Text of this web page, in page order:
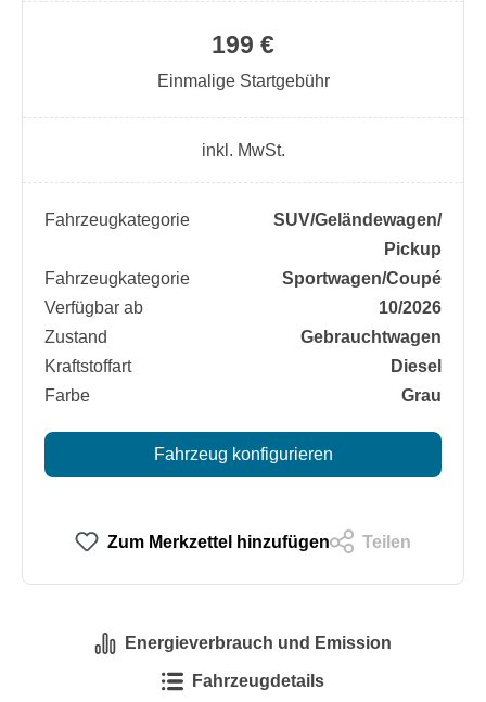
199 €
Einmalige Startgebühr
inkl. MwSt.
Fahrzeugkategorie
SUV/​Geländewagen/​
Pickup
Fahrzeugkategorie
Sportwagen/​Coupé
Verfügbar ab
10/2026
Zustand
Gebrauchtwagen
Kraftstoffart
Diesel
Farbe
Grau
Fahrzeug konfigurieren
Zum Merkzettel hinzufügen Teilen
Energieverbrauch und Emission
Fahrzeugdetails